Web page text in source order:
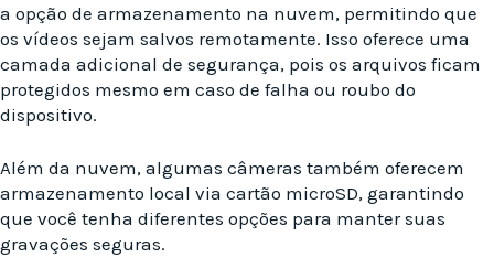
a opção de armazenamento na nuvem, permitindo que
os vídeos sejam salvos remotamente. Isso oferece uma
camada adicional de segurança, pois os arquivos ficam
protegidos mesmo em caso de falha ou roubo do
dispositivo.
Além da nuvem, algumas câmeras também oferecem
armazenamento local via cartão microSD, garantindo
que você tenha diferentes opções para manter suas
gravações seguras.